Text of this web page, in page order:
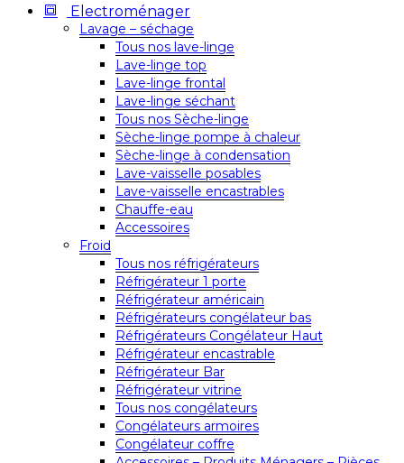
Electroménager
Lavage – séchage
Tous nos lave-linge
Lave-linge top
Lave-linge frontal
Lave-linge séchant
Tous nos Sèche-linge
Sèche-linge pompe à chaleur
Sèche-linge à condensation
Lave-vaisselle posables
Lave-vaisselle encastrables
Chauffe-eau
Accessoires
Froid
Tous nos réfrigérateurs
Réfrigérateur 1 porte
Réfrigérateur américain
Réfrigérateurs congélateur bas
Réfrigérateurs Congélateur Haut
Réfrigérateur encastrable
Réfrigérateur Bar
Réfrigérateur vitrine
Tous nos congélateurs
Congélateurs armoires
Congélateur coffre